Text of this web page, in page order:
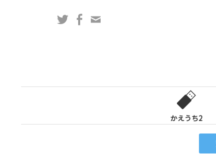
ス
TwitterFacebook
かえうち2